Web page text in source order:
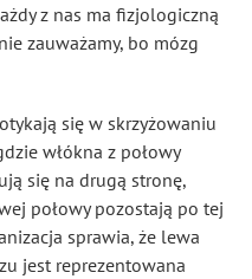
z nas ma fizjologiczną
zauważamy, bo mózg
się w skrzyżowaniu
włókna z połowy
się na drugą stronę,
połowy pozostają po tej
sprawia, że lewa
jest reprezentowana